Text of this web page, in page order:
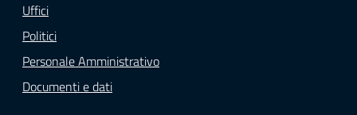
a
t
Uffici
Politici
Personale Amministrativo
Documenti e dati